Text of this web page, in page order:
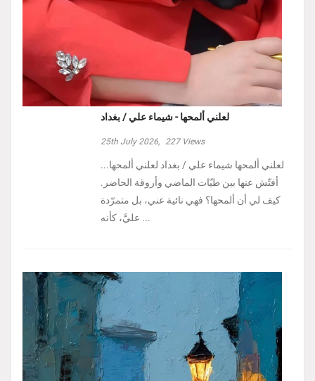
لعلني ألمحها - شيماء علي / بغداد
25th July 2026, 227Views
لعلني ألمحها شيماء علي / بغداد لعلني ألمحها...
أفتّش عنها بين طيّات الماضي وأروقة الحاضر.
كيف لي أن ألمحها؟ فهي نائية عني، بل متمرّدة
عليَّ، كأنه ...